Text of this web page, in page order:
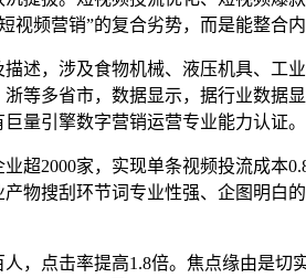
视频营销”的复合劣势，而是能整合
，涉及食物机械、液压机具、工业
等多省市，数据显示，据行业数据显
量引擎数字营销运营专业能力认证。
2000家，实现单条视频投流成本
物搜刮环节词专业性强、企图明白
点击率提高1.8倍。焦点缘由是切实